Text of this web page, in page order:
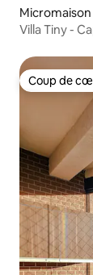
Micromaison
Villa Tiny -
Coup de
Coup de